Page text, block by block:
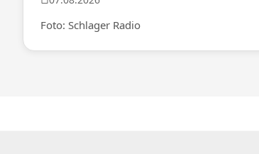
Foto: Schlager Radio